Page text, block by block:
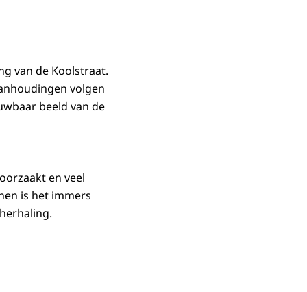
van de Koolstraat.
volgen
beeld van de
en veel
is het immers